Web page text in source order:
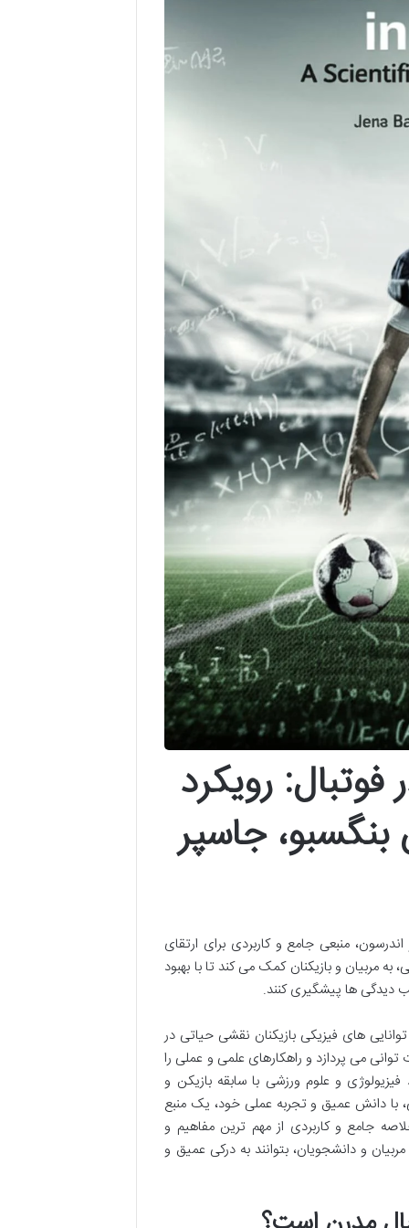
رویکرد
جاسپر
منبعی جامع و کاربردی برای ارتقای
مربیان و بازیکنان کمک می کند تا با بهبود
دیدگی ها پیشگیری کنند.
های فیزیکی بازیکنان نقشی حیاتی در
می پردازد و راهکارهای علمی و عملی را
و علوم ورزشی با سابقه بازیکن و
با دانش عمیق و تجربه عملی خود، یک منبع
جامع و کاربردی از مهم ترین مفاهیم و
و دانشجویان، بتوانند به درکی عمیق و